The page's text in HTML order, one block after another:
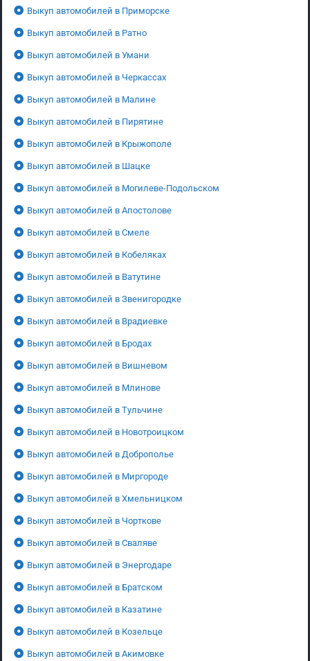
Выкуп автомобилей в Приморске
Выкуп автомобилей в Ратно
Выкуп автомобилей в Умани
Выкуп автомобилей в Черкассах
Выкуп автомобилей в Малине
Выкуп автомобилей в Пирятине
Выкуп автомобилей в Крыжополе
Выкуп автомобилей в Шацке
Выкуп автомобилей в Могилеве-Подольском
Выкуп автомобилей в Апостолове
Выкуп автомобилей в Смеле
Выкуп автомобилей в Кобеляках
Выкуп автомобилей в Ватутине
Выкуп автомобилей в Звенигородке
Выкуп автомобилей в Врадиевке
Выкуп автомобилей в Бродах
Выкуп автомобилей в Вишневом
Выкуп автомобилей в Млинове
Выкуп автомобилей в Тульчине
Выкуп автомобилей в Новотроицком
Выкуп автомобилей в Доброполье
Выкуп автомобилей в Миргороде
Выкуп автомобилей в Хмельницком
Выкуп автомобилей в Чорткове
Выкуп автомобилей в Сваляве
Выкуп автомобилей в Энергодаре
Выкуп автомобилей в Братском
Выкуп автомобилей в Казатине
Выкуп автомобилей в Козельце
Выкуп автомобилей в Акимовке